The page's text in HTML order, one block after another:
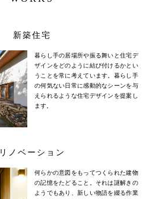
新築住宅
暮らし手の居場所や振る舞いと住宅デ
ザインをどのように結び付けるかとい
うことを常に考えています。暮らし手
の何気ない日常に感動的なシーンを与
えられるような住宅デザインを提案し
ます。
リノベーション
何らかの意図をもってつくられた建物
の記憶をたどること。それは謎解きの
ようでもあり、新しい物語を綴る作業